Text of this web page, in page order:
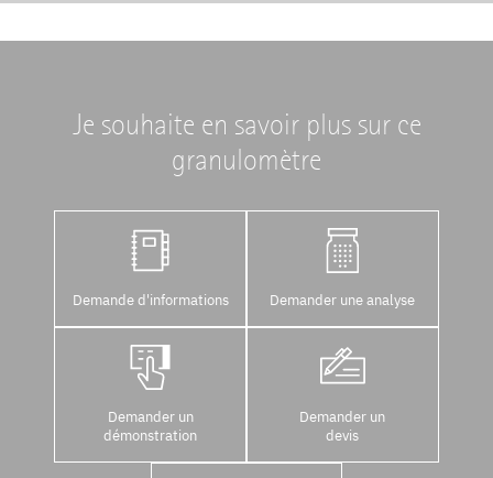
Je souhaite en savoir plus sur ce
granulomètre
Demande d'informations Demander une analyse
Demander un
démonstration
Demander un
devis